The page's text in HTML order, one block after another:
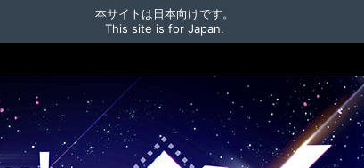
本サイトは日本向けです。
This site is for Japan.